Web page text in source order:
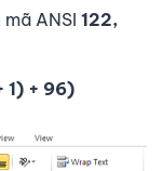
mã ANSI 122,
1) + 96)